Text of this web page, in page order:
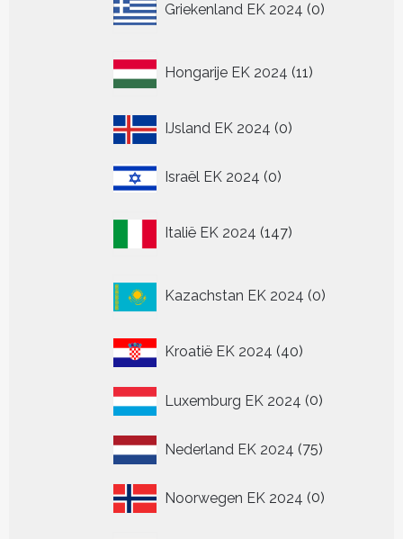
Griekenland EK 2024 0
producten
Hongarije EK 2024 11
producten
IJsland EK 2024 00
Israël EK 2024 00
Italië EK 2024 147
producten
Kazachstan EK 2024 0
producten
Kroatië EK 2024 4040
Luxemburg EK 2024 00
Nederland EK 2024 7575
Noorwegen EK 2024 00